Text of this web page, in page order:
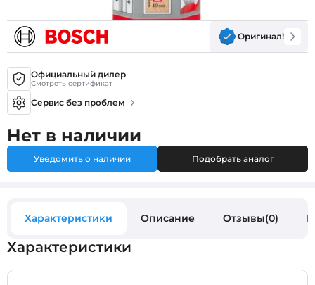
Оригинал!
Официальный дилер
Смотреть сертификат
Сервис без проблем
Нет в наличии
Уведомить о наличии Подобрать аналог
Характеристики Описание Отзывы(0)
Характеристики